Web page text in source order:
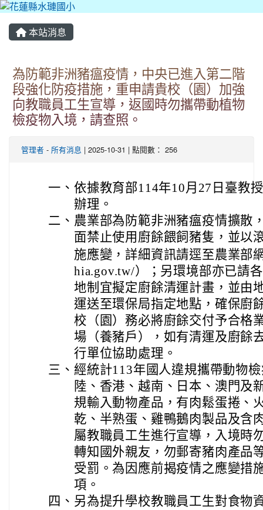
本站消息
為防範非洲豬瘟疫情，中央已進入第二階
段強化防疫措施，重申請貴校（園）加強
向教職員工生宣導，返國時勿攜帶動植物
檢疫物入境，請查照。
管理者 - 所有消息 | 2025-10-31 | 點閱數： 256
一、 依據教育部114年10月27日臺教
辦理。
二、 農業部為防範非洲豬瘟疫情擴散
面禁止使用廚餘餵飼豬隻，並以
施應變，詳細資訊請逕至農業部
hia.gov.tw/）；另環境部亦已請
地制宜擬定廚餘清運計畫，並由
運送至環保局指定地點，確保廚
校（園）務必將廚餘交付予合格
場（養豬戶），如有清運及廚餘
行單位協助處理。
三、 經統計113年國人違規攜帶動物
陸、香港、越南、日本、澳門及
規輸入動物產品，有肉鬆蛋捲、
乾、半熟蛋、雞鴨鵝肉製品及含
屬教職員工生進行宣導，入境時
轉知國外親友，勿郵寄豬肉產品
受罰。為因應前揭疫情之應變措
項。
四、 另為提升學校教職員工生對食物